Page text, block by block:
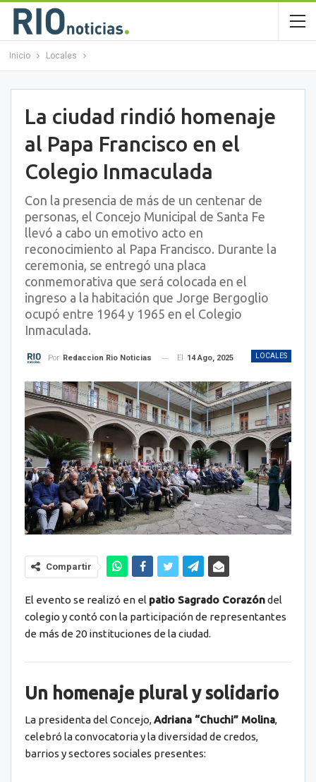
Inicio Locales
La ciudad rindió homenaje
al Papa Francisco en el
Colegio Inmaculada
Con la presencia de más de un centenar de
personas, el Concejo Municipal de Santa Fe
llevó a cabo un emotivo acto en
reconocimiento al Papa Francisco. Durante la
ceremonia, se entregó una placa
conmemorativa que será colocada en el
ingreso a la habitación que Jorge Bergoglio
ocupó entre 1964 y 1965 en el Colegio
Inmaculada.
LOCALES
Por Redaccion Rio Noticias El 14 Ago, 2025
Compartir
El evento se realizó en el patio Sagrado Corazóndel
colegio y contó con la participación de representantes
de más de 20 instituciones de la ciudad.
Un homenaje plural y solidario
La presidenta del Concejo,Adriana “Chuchi” Molina,
celebró la convocatoria y la diversidad de credos,
barrios y sectores sociales presentes: